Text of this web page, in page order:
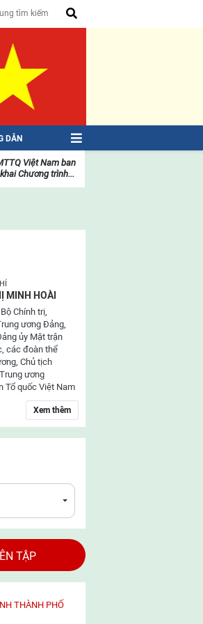
DẪN
Việt Nam ban
Chương trình...
MINH HOÀI
Chính trị,
ương Đảng,
ủy Mặt trận
các đoàn thể
Chủ tịch
ương
Tổ quốc Việt Nam
Xem thêm
TẬP
THÀNH PHỐ